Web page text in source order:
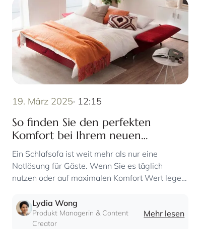
19. März 2025· 12:15
So finden Sie den perfekten
Komfort bei Ihrem neuen
Schlafsofa
Ein Schlafsofa ist weit mehr als nur eine
Notlösung für Gäste. Wenn Sie es täglich
nutzen oder auf maximalen Komfort Wert legen,
berücksichtigen
Lydia Wong
Produkt Managerin & Content
Creator
Mehr lesen